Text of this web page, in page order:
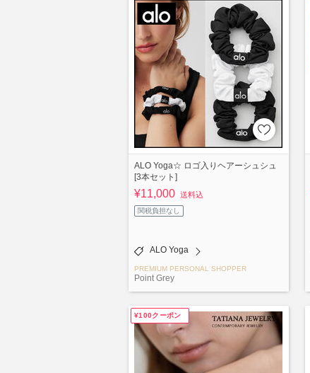
ALO Yoga☆ ロゴ入りヘアーシュシュ
[3本セット]
¥11,000 送料込
関税負担なし
ALO Yoga
PREMIUM PERSONAL SHOPPER
Point Grey
¥100クーポン